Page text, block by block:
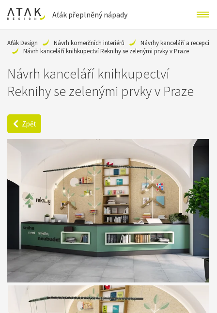
Aťák přeplněný nápady
Aťák Design Návrh komerčních interiérů
Návrhy kanceláří a recepcí
Návrh kanceláří knihkupectví Reknihy se zelenými prvky v Praze
Návrh kanceláří knihkupectví
Reknihy se zelenými prvky v Praze
Zpět